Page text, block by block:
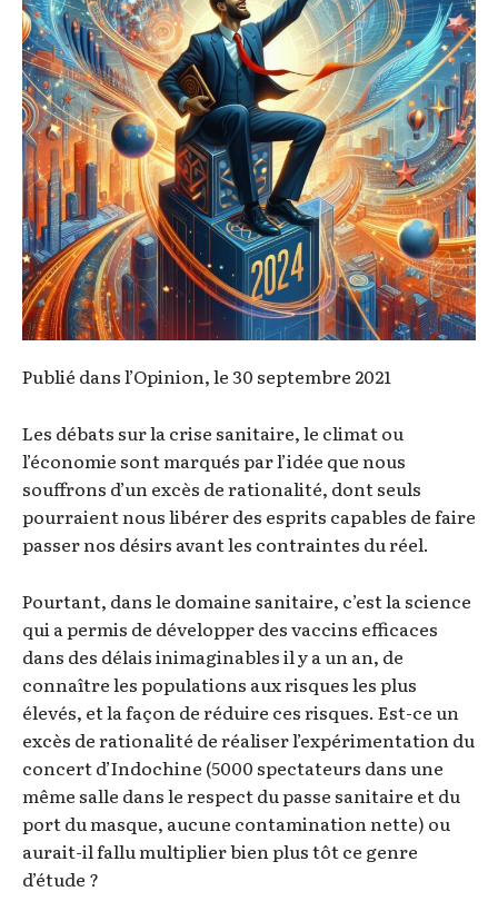
Publié dans l’Opinion, le 30 septembre 2021
Les débats sur la crise sanitaire, le climat ou
l’économie sont marqués par l’idée que nous
souffrons d’un excès de rationalité, dont seuls
pourraient nous libérer des esprits capables de faire
passer nos désirs avant les contraintes du réel.
Pourtant, dans le domaine sanitaire, c’est la science
qui a permis de développer des vaccins efficaces
dans des délais inimaginables il y a un an, de
connaître les populations aux risques les plus
élevés, et la façon de réduire ces risques. Est-ce un
excès de rationalité de réaliser l’expérimentation du
concert d’Indochine (5000 spectateurs dans une
même salle dans le respect du passe sanitaire et du
port du masque, aucune contamination nette) ou
aurait-il fallu multiplier bien plus tôt ce genre
d’étude ?